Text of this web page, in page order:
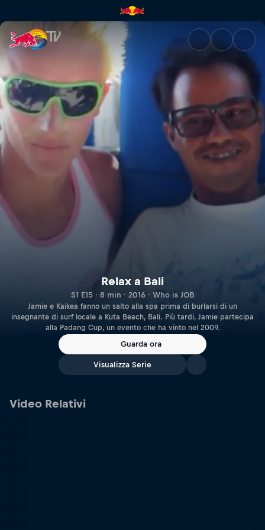
Relax a Bali | Red Bull TV
Relax a Bali
S1 E15 · 8 min · 2016 · Who is JOB
Jamie e Kaikea fanno un salto alla spa prima di burlarsi di un
insegnante di surf locale a Kuta Beach, Bali. Più tardi, Jamie partecipa
alla Padang Cup, un evento che ha vinto nel 2009.
Guarda ora
Visualizza Serie
Video Relativi